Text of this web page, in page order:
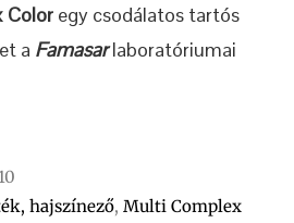
Color egy csodálatos tartós
a Famasarlaboratóriumai
hajszínező,Multi Complex